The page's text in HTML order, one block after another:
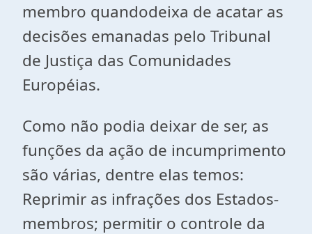
membro quandodeixa de acatar as
decisões emanadas pelo Tribunal
de Justiça das Comunidades
Européias.
Como não podia deixar de ser, as
funções da ação de incumprimento
são várias, dentre elas temos:
Reprimir as infrações dos Estados-
membros; permitir o controle da